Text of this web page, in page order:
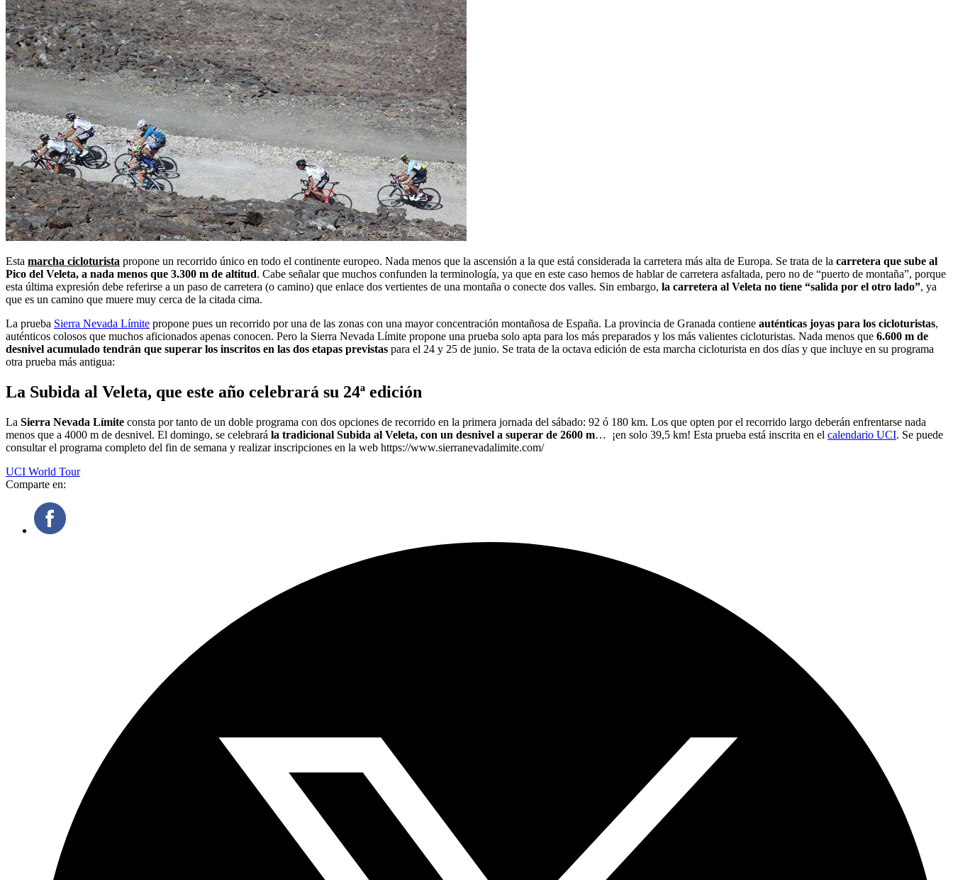
Esta marcha cicloturista propone un recorrido único en todo el continente europeo. Nada menos que la ascensión a la que está considerada la carretera más alta de Europa. Se trata de la carretera que sube al
Pico del Veleta, a nada menos que 3.300 m de altitud. Cabe señalar que muchos confunden la terminología, ya que en este caso hemos de hablar de carretera asfaltada, pero no de “puerto de montaña”, porque
esta última expresión debe referirse a un paso de carretera (o camino) que enlace dos vertientes de una montaña o conecte dos valles. Sin embargo, la carretera al Veleta no tiene “salida por el otro lado”, ya
que es un camino que muere muy cerca de la citada cima.
La prueba Sierra Nevada Límite propone pues un recorrido por una de las zonas con una mayor concentración montañosa de España. La provincia de Granada contiene auténticas joyas para los cicloturistas,
auténticos colosos que muchos aficionados apenas conocen. Pero la Sierra Nevada Límite propone una prueba solo apta para los más preparados y los más valientes cicloturistas. Nada menos que 6.600 m de
desnivel acumulado tendrán que superar los inscritos en las dos etapas previstas para el 24 y 25 de junio. Se trata de la octava edición de esta marcha cicloturista en dos días y que incluye en su programa
otra prueba más antigua:
La Subida al Veleta, que este año celebrará su 24ª edición
La Sierra Nevada Límite consta por tanto de un doble programa con dos opciones de recorrido en la primera jornada del sábado: 92 ó 180 km. Los que opten por el recorrido largo deberán enfrentarse nada
menos que a 4000 m de desnivel. El domingo, se celebrará la tradicional Subida al Veleta, con un desnivel a superar de 2600 m… ¡en solo 39,5 km! Esta prueba está inscrita en el calendario UCI. Se puede
consultar el programa completo del fin de semana y realizar inscripciones en la web https://www.sierranevadalimite.com/
UCI World Tour
Comparte en: